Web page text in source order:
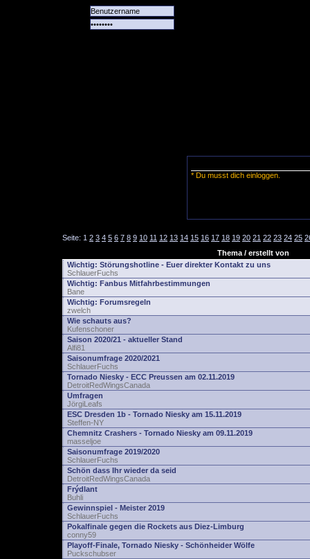
* Du musst dich einloggen.
Seite: 1 2 3 4 5 6 7 8 9 10 11 12 13 14 15 16 17 18 19 20 21 22 23 24 25
Thema / erstellt von
Wichtig: Störungshotline - Euer direkter Kontakt zu uns
SchlauerFuchs
Wichtig: Fanbus Mitfahrbestimmungen
Bane
Wichtig: Forumsregeln
zwelch
Wie schauts aus?
Kufenschoner
Saison 2020/21 - aktueller Stand
Alfi81
Saisonumfrage 2020/2021
SchlauerFuchs
Tornado Niesky - ECC Preussen am 02.11.2019
DetroitRedWingsCanada
Umfragen
JörgiLeafs
ESC Dresden 1b - Tornado Niesky am 15.11.2019
Steffen-NY
Chemnitz Crashers - Tornado Niesky am 09.11.2019
masseljoe
Saisonumfrage 2019/2020
SchlauerFuchs
Schön dass Ihr wieder da seid
DetroitRedWingsCanada
Frýdlant
Buhli
Gewinnspiel - Meister 2019
SchlauerFuchs
Pokalfinale gegen die Rockets aus Diez-Limburg
conny59
Playoff-Finale, Tornado Niesky - Schönheider Wölfe
Puckschubser